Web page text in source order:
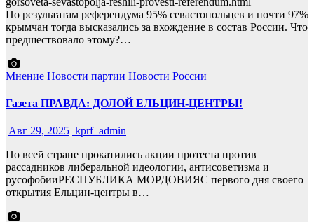
По результатам референдума 95% севастопольцев и почти 97%
крымчан тогда высказались за вхождение в состав России. Что
предшествовало этому?…
Мнение Новости партии Новости России
Газета ПРАВДА: ДОЛОЙ ЕЛЬЦИН-ЦЕНТРЫ!
Авг 29, 2025 kprf_admin
По всей стране прокатились акции протеста против
рассадников либеральной идеологии, антисоветизма и
русофобииРЕСПУБЛИКА МОРДОВИЯС первого дня своего
открытия Ельцин-центры в…